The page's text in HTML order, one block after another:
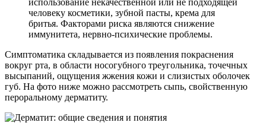
использование некачественной или не подходящей
человеку косметики, зубной пасты, крема для
бритья. Факторами риска являются снижение
иммунитета, нервно-психические проблемы.
Симптоматика складывается из появления покраснения
вокруг рта, в области носогубного треугольника, точечных
высыпаний, ощущения жжения кожи и слизистых оболочек
губ. На фото ниже можно рассмотреть сыпь, свойственную
пероральному дерматиту.